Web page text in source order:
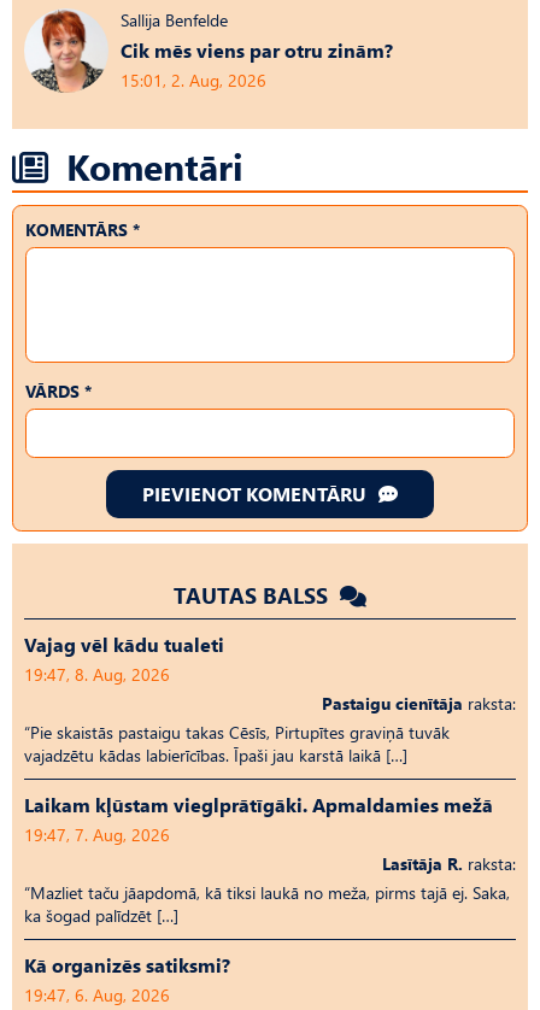
Sallija Benfelde
Cik mēs viens par otru zinām?
15:01, 2. Aug, 2026
Komentāri
KOMENTĀRS *
VĀRDS *
PIEVIENOT KOMENTĀRU
TAUTAS BALSS
Vajag vēl kādu tualeti
19:47, 8. Aug, 2026
Pastaigu cienītāja raksta:
“Pie skaistās pastaigu takas Cēsīs, Pirtupītes graviņā tuvāk
vajadzētu kādas labierīcības. Īpaši jau karstā laikā […]
Laikam kļūstam vieglprātīgāki. Apmaldamies mežā
19:47, 7. Aug, 2026
Lasītāja R. raksta:
“Mazliet taču jāapdomā, kā tiksi laukā no meža, pirms tajā ej. Saka,
ka šogad palīdzēt […]
Kā organizēs satiksmi?
19:47, 6. Aug, 2026